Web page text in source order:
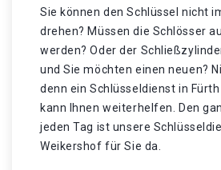
Sie können den Schlüssel nicht
drehen? Müssen die Schlösser
werden? Oder der
und Sie möchten einen neuen?
denn ein Schlüsseldienst in
kann Ihnen weiterhelfen. Den
jeden Tag ist unsere
Weikershof für Sie da.